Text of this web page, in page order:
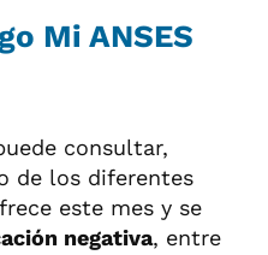
Mi ANSES
consultar,
de los diferentes
este mes y se
negativa, entre